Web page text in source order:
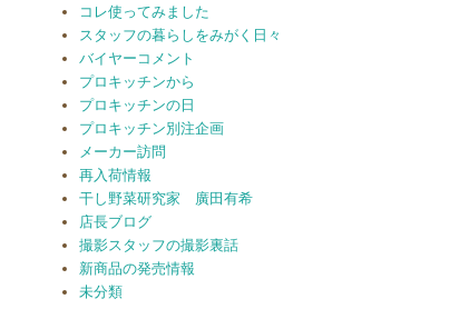
コレ使ってみました
スタッフの暮らしをみがく日々
バイヤーコメント
プロキッチンから
プロキッチンの日
プロキッチン別注企画
メーカー訪問
再入荷情報
干し野菜研究家 廣田有希
店長ブログ
撮影スタッフの撮影裏話
新商品の発売情報
未分類